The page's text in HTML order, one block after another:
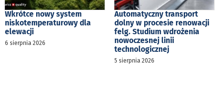
Wkrótce nowy system
niskotemperaturowy dla
elewacji
6 sierpnia 2026
Automatyczny transport
dolny w procesie renowacji
felg. Studium wdrożenia
nowoczesnej linii
technologicznej
5 sierpnia 2026